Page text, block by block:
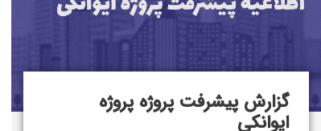
گزارش پیشرفت پروژه پروژه
ایوانکی